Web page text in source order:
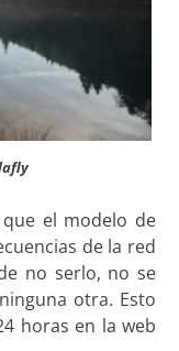
el modelo de
de la red
no serlo, no se
otra. Esto
horas en la web